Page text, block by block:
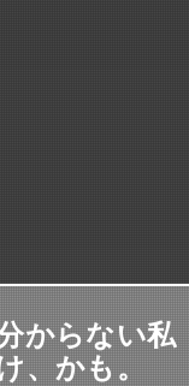
からない私
、かも。